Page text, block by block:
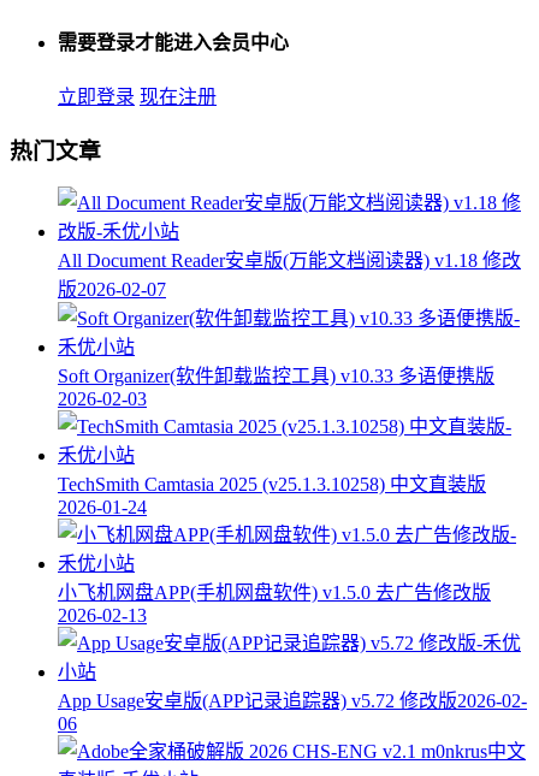
需要登录才能进入会员中心
立即登录 现在注册
热门文章
All Document Reader安卓版(万能文档阅读器) v1.18 修改
版2026-02-07
Soft Organizer(软件卸载监控工具) v10.33 多语便携版
2026-02-03
TechSmith Camtasia 2025 (v25.1.3.10258) 中文直装版
2026-01-24
小飞机网盘APP(手机网盘软件) v1.5.0 去广告修改版
2026-02-13
App Usage安卓版(APP记录追踪器) v5.72 修改版2026-02-
06